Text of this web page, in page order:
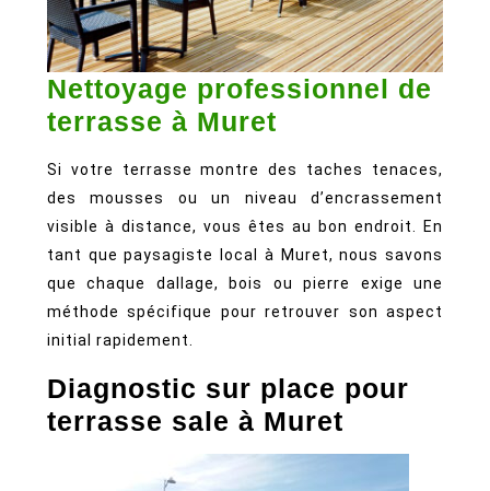
Nettoyage professionnel de
terrasse à Muret
terrasse
à
Muret
Si votre terrasse montre des taches tenaces,
des mousses ou un niveau d’encrassement
visible à distance, vous êtes au bon endroit. En
tant que paysagiste local à Muret, nous savons
que chaque dallage, bois ou pierre exige une
méthode spécifique pour retrouver son aspect
initial rapidement.
Diagnostic sur place pour
terrasse sale à Muret